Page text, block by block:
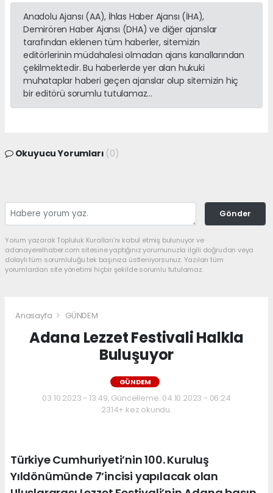
Anadolu Ajansı (AA), İhlas Haber Ajansı (İHA),
Demirören Haber Ajansı (DHA) ve diğer ajanslar
tarafından eklenen tüm haberler, sitemizin
editörlerinin müdahalesi olmadan ajans kanallarından
çekilmektedir. Bu haberlerde yer alan hukuki
muhataplar haberi geçen ajanslar olup sitemizin hiç
bir editörü sorumlu tutulamaz...
Okuyucu Yorumları (0)
Gönder
Yorum yazarak Topluluk Kuralları’nı kabul etmiş bulunuyor ve
adanayerelhaber.com sitesine yaptığınız yorumunuzla ilgili doğrudan veya
dolaylı tüm sorumluluğu tek başınıza üstleniyorsunuz. Yazılan tüm
yorumlardan site yönetimi hiçbir şekilde sorumlu tutulamaz.
Anasayfa GÜNDEM
Adana Lezzet Festivali Halkla
Buluşuyor
GÜNDEM
03.10.2023 - 13:49, Güncelleme: 04.10.2023 - 06:24
2314+ kez okundu.
Türkiye Cumhuriyeti’nin 100. Kuruluş
Yıldönümünde 7’incisi yapılacak olan